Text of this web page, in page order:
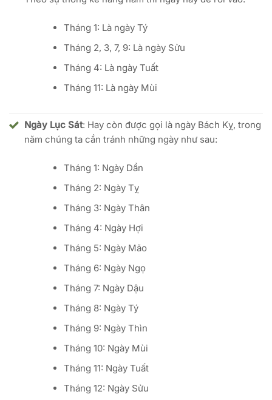
Tháng 1: Là ngày Tý
Tháng 2, 3, 7, 9: Là ngày Sửu
Tháng 4: Là ngày Tuất
Tháng 11: Là ngày Mùi
Ngày Lục Sát: Hay còn được gọi là ngày Bách Kỵ, trong
năm chúng ta cần tránh những ngày như sau:
Tháng 1: Ngày Dần
Tháng 2: Ngày Tỵ
Tháng 3: Ngày Thân
Tháng 4: Ngày Hợi
Tháng 5: Ngày Mão
Tháng 6: Ngày Ngọ
Tháng 7: Ngày Dậu
Tháng 8: Ngày Tý
Tháng 9: Ngày Thìn
Tháng 10: Ngày Mùi
Tháng 11: Ngày Tuất
Tháng 12: Ngày Sửu